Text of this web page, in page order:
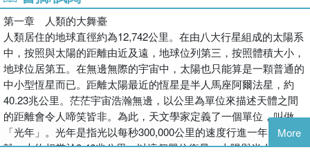
▎文明：走向歷史的門檻
人類從狩獵採集逐漸轉向農耕定居，並發展出更穩定的城市與國家
制度。自新石器時代農業革命起，生活方式出現重大轉變，社會階
層、貿易體系與政治組織相繼出現。書中透過介紹埃及雕像、瑪雅
神廟與多個古代文明遺址，呈現不同地區各自發展出的文化樣貌與
世界觀。這一階段象徵史前時代的終結，也宣告人類正式邁入有文
字紀錄的歷史時代。
實用寫作基礎》。曾多次參與大學英語閱讀與翻譯類教材的編
寫工作。
第十章 人類智慧的萌芽
第十一章 舊石器時代
第十二章 中石器時代
第十三章 新石器時代
第十四章 青銅時代
第十五章 古埃及、小亞細亞和克里特島
第十六章 其他文明的中心
第十七章 新大陸的史前人類
第一章 人類的大舞臺
人類居住的地球直徑約為12,742公里。在由八大行星組成的太陽系
中，按照與太陽的距離由近及遠，地球位列第三，按照體積大小，
地球位居第五。在無邊無際的宇宙中，太陽也只能算是一顆普通的
中小型恆星而已。距離太陽最近的恆星是半人馬座阿爾法星，約
40.23兆公里。茫茫宇宙浩瀚無邊，以公里為單位來描述天體之間
的距離會令人啼笑皆非。為此，天文學家定義了一個單位，叫做
「光年」。光年是指光以每秒300,000公里的速度行進一年的距
離，大約相當於9.46兆公里。以這個單位衡量，太陽與半人馬座阿
More